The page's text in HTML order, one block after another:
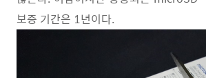
보증 기간은 1년이다.